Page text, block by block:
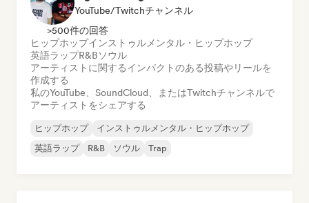
YouTube/Twitchチャンネル
>500件の回答
ヒップホップインストゥルメンタル・ヒップホップ
英語ラップR&Bソウル
アーティストに関するインパクトのある投稿やリールを
作成する
私のYouTube、SoundCloud、またはTwitchチャンネルで
アーティストをシェアする
ヒップホップ
インストゥルメンタル・ヒップホップ
英語ラップ
R&B ソウル Trap